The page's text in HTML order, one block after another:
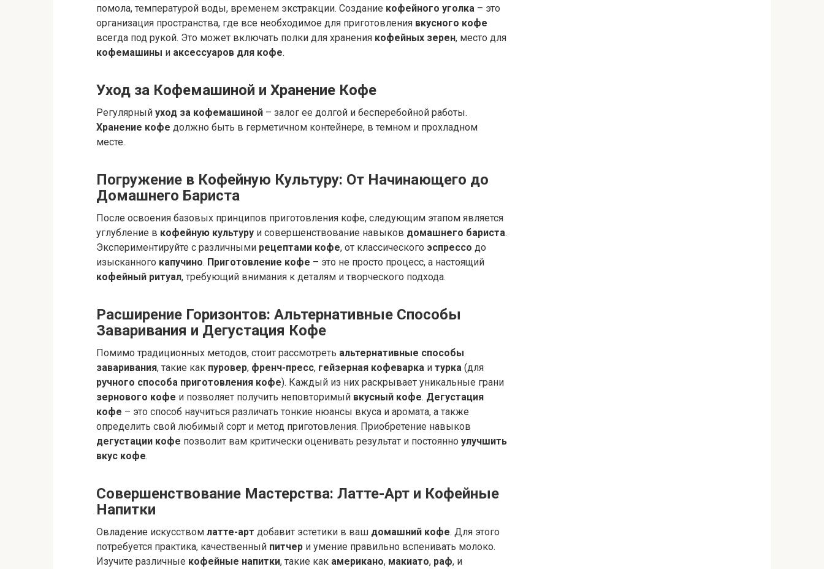
помола, температурой воды, временем экстракции. Создание кофейного уголка – это
организация пространства, где все необходимое для приготовления вкусного кофе
всегда под рукой. Это может включать полки для хранения кофейных зерен, место для
кофемашины и аксессуаров для кофе.
Уход за Кофемашиной и Хранение Кофе
Регулярный уход за кофемашиной – залог ее долгой и бесперебойной работы.
Хранение кофе должно быть в герметичном контейнере, в темном и прохладном
месте.
Погружение в Кофейную Культуру: От Начинающего до
Домашнего Бариста
После освоения базовых принципов приготовления кофе, следующим этапом является
углубление в кофейную культуру и совершенствование навыков домашнего бариста.
Экспериментируйте с различными рецептами кофе, от классического эспрессо до
изысканного капучино. Приготовление кофе – это не просто процесс, а настоящий
кофейный ритуал, требующий внимания к деталям и творческого подхода.
Расширение Горизонтов: Альтернативные Способы
Заваривания и Дегустация Кофе
Помимо традиционных методов, стоит рассмотреть альтернативные способы
заваривания, такие как пуровер, френч-пресс, гейзерная кофеварка и турка (для
ручного способа приготовления кофе). Каждый из них раскрывает уникальные грани
зернового кофе и позволяет получить неповторимый вкусный кофе. Дегустация
кофе – это способ научиться различать тонкие нюансы вкуса и аромата, а также
определить свой любимый сорт и метод приготовления. Приобретение навыков
дегустации кофе позволит вам критически оценивать результат и постоянно улучшить
вкус кофе.
Совершенствование Мастерства: Латте-Арт и Кофейные
Напитки
Овладение искусством латте-арт добавит эстетики в ваш домашний кофе. Для этого
потребуется практика, качественный питчер и умение правильно вспенивать молоко.
Изучите различные кофейные напитки, такие как американо, макиато, раф, и